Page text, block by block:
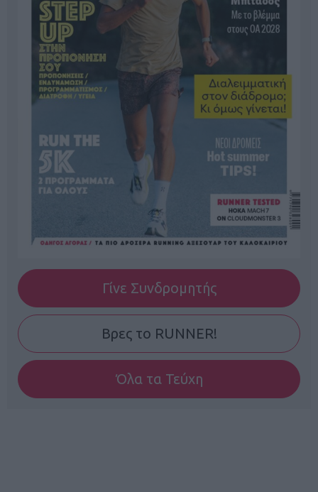
Γίνε Συνδρομητής
Βρες το RUNNER!
Όλα τα Τεύχη